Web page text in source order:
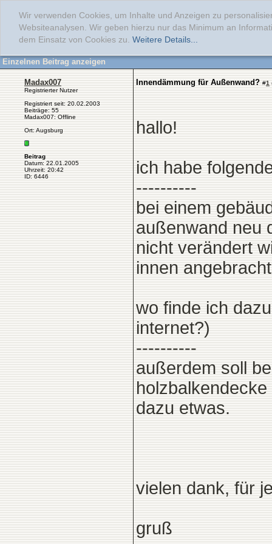
Wir verwenden Cookies, um Inhalte und Anzeigen zu
Websiteanalysen. Wir geben hierzu nur das Minimum an
dem Einsatz von Cookies zu. Weitere Details...
Einzelnen Beitrag anzeigen
Madax007
Registrierter Nutzer
Registriert seit: 20.02.2003
Beiträge: 55
Madax007: Offline
Ort: Augsburg
Beitrag
Datum: 22.01.2005
Uhrzeit: 20:42
ID: 6446
Innendämmung für Außenwand? #1
hallo!
ich habe
----------
bei einem
außenwand neu
nicht verändert
innen
wo finde ich
internet?)
----------
außerdem soll
dazu etwas.
vielen dank, für
gruß